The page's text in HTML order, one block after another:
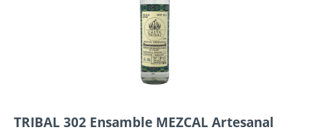
TRIBAL 302 Ensamble MEZCAL Artesanal